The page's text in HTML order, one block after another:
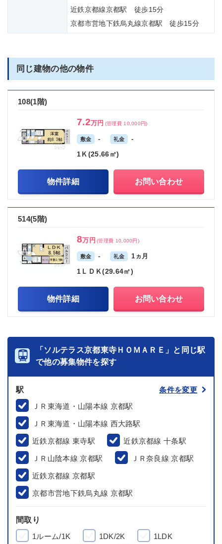
近鉄京都線京都駅 徒歩15分
京都市営地下鉄烏丸線京都駅 徒歩15分
同じ建物の他の物件
108(1階)
7.2万円 (管理費 10,000円)
敷金 - 礼金 -
1Ｋ(25.66㎡)
物件詳細 お問い合わせ
514(5階)
8万円 (管理費 10,000円)
敷金 - 礼金 1ヵ月
1ＬＤＫ(29.64㎡)
物件詳細 お問い合わせ
「ソルテラス京都東寺ＨＯＭＡＲＥ」と同じ駅
で他の募集物件を探す
駅
条件を変更
ＪＲ東海道・山陽本線 京都駅
ＪＲ東海道・山陽本線 西大路駅
近鉄京都線 東寺駅 近鉄京都線 十条駅
ＪＲ山陰本線 京都駅 ＪＲ奈良線 京都駅
近鉄京都線 京都駅
京都市営地下鉄烏丸線 京都駅
間取り
1ルーム/1K
1DK/2K 1LDK